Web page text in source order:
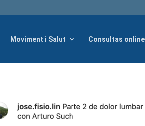
Moviment i Salut Consultas online